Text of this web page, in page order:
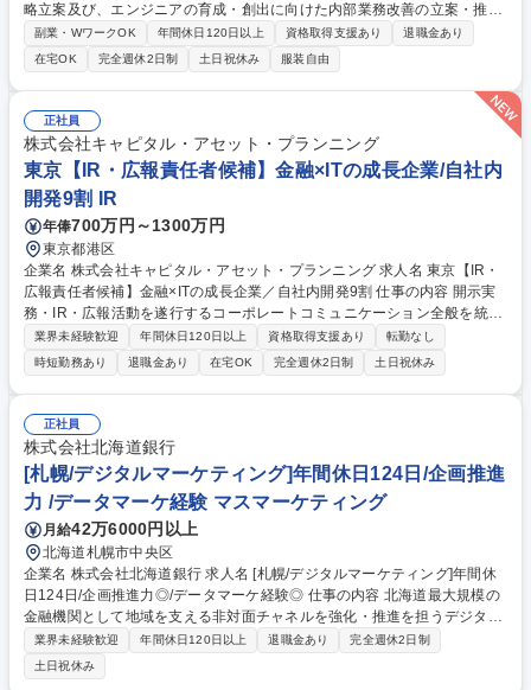
略立案及び、エンジニアの育成・創出に向けた内部業務改善の立案・推進
を担当いただきます。社内SEではなく、エンジニア組織のこれからを一
緒に考えていただける方を募集します。 【具体的には】 ■情報システム部
担当者と連携し、事業部内各システムの企画・開発・運用 ■内勤従業員、
各部署との調整・折衝、広報 ■各種分析、モニタリング用データ作成 【業
務内容における変更の範囲】会社の定める全ての業務 募集職種 【営業支
援システム企画担当】フルフレックス・リモート勤務可能
副業・WワークOK 年間休日120日以上 資格取得支援あり
退職金あり
在宅OK
完全週休2日制 土日祝休み 服装自由
正社員
株式会社キャピタル・アセット・プランニング
東京【IR・広報責任者候補】金融×ITの成長企業/自社内
開発9割 IR
年俸700万円～1300万円
東京都港区
企業名 株式会社キャピタル・アセット・プランニング 求人名 東京【IR・
広報責任者候補】金融×ITの成長企業／自社内開発9割 仕事の内容 開示実
務・IR・広報活動を遂行するコーポレートコミュニケーション全般を統括
する責任者候補として、以下業務をお任せいたします。 将来の幹部候補に
なっていただけることを期待しております。 ■適時開示資料のドラフト作
成/TDnetによる開示業務/関係各所との調整 ■決算短信/決算説明会資料/事
業報告書/英文IR資料/想定Q&Aドラフトの作成 ■機関投資家・個人投資家
向け説明会運営・登壇/One on Oneミーティング設営 ■中期経営計画の立
案・策定/社長特命プロジェクトのサポート/取締役会等での報告 ■プレス
リリース作成/メディアとのリレーション/広告/PR動画制作/社内報企画発
行 ■ウェブサイト/SNS運営・管理 募集職種 東京【IR・広報責任者候補】
金融×ITの成長企業／自社内開発9割
業界未経験歓迎 年間休日120日以上 資格取得支援あり
転勤なし
時短勤務あり
退職金あり 在宅OK 完全週休2日制 土日祝休み
正社員
株式会社北海道銀行
[札幌/デジタルマーケティング]年間休日124日/企画推進
力 /データマーケ経験 マスマーケティング
月給42万6000円以上
北海道札幌市中央区
企業名 株式会社北海道銀行 求人名 [札幌/デジタルマーケティング]年間休
日124日/企画推進力◎/データマーケ経験◎ 仕事の内容 北海道最大規模の
金融機関として地域を支える非対面チャネルを強化・推進を担うデジタル
戦略部の責任者として、戦略立案だけでなく、現場の最前線で企画・推進
をリードする役割をお任せしまし。 【具体的な業務内容】■「どうぎんア
プリ」や法人ポータルの機能改善に向けた企画立案 ■UI/UXの改善、非金
業界未経験歓迎 年間休日120日以上 退職金あり
完全週休2日制
土日祝休み